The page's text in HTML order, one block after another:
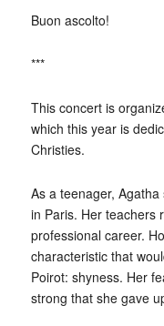
Buon ascolto!
***
This concert is
which this year is
Christies.
As a teenager,
in Paris. Her teachers
professional career.
characteristic that
Poirot: shyness. Her
strong that she gave